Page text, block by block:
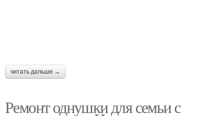
читать дальше →
Ремонт однушки для семьи с